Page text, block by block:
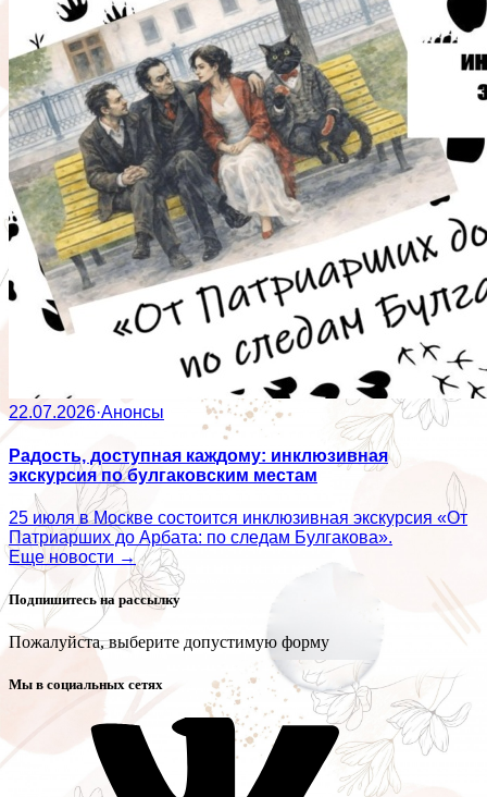
22.07.2026·Анонсы
Радость, доступная каждому: инклюзивная
экскурсия по булгаковским местам
25 июля в Москве состоится инклюзивная экскурсия «От
Патриарших до Арбата: по следам Булгакова».
Еще новости →
Подпишитесь на рассылку
Пожалуйста, выберите допустимую форму
Мы в социальных сетях